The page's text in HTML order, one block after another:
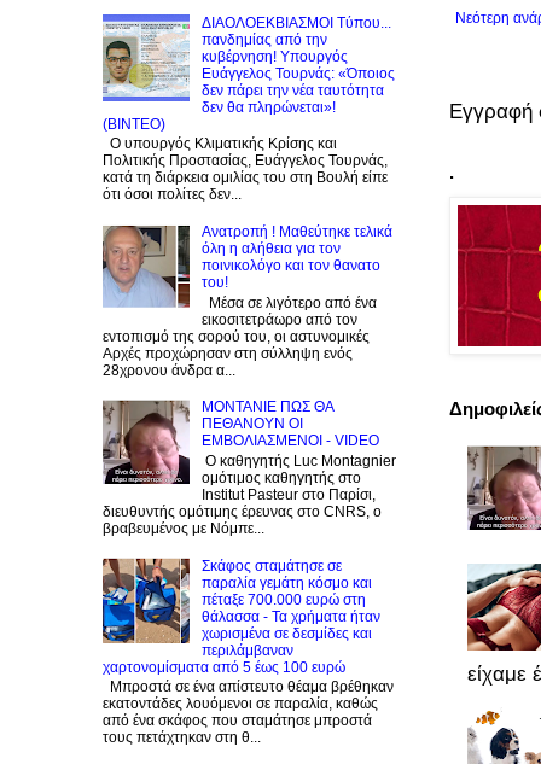
Νεότερη
.
είχαμε
ΔΙΑΟΛΟΕΚΒΙΑΣΜΟΙ Tύπου...
πανδημίας από την
κυβέρνηση! Υπουργός
Ευάγγελος Τουρνάς: «Όποιος
δεν πάρει την νέα ταυτότητα
δεν θα πληρώνεται»!
(BINTEO)
Ο υπουργός Κλιματικής Κρίσης και
Πολιτικής Προστασίας, Ευάγγελος Τουρνάς,
κατά τη διάρκεια ομιλίας του στη Βουλή είπε
ότι όσοι πολίτες δεν...
Ανατροπή ! Mαθεύτηκε τελικά
όλη η αλήθεια για τον
ποινικολόγο και τον θανατο
του!
Μέσα σε λιγότερο από ένα
εικοσιτετράωρο από τον
εντοπισμό της σορού του, οι αστυνομικές
Αρχές προχώρησαν στη σύλληψη ενός
28χρονου άνδρα α...
ΜΟΝΤΑΝΙΕ ΠΩΣ ΘΑ
ΠΕΘΑΝΟΥΝ ΟΙ
ΕΜΒΟΛΙΑΣΜΕΝΟΙ - VIDEO
Ο καθηγητής Luc Montagnier
ομότιμος καθηγητής στο
Institut Pasteur στο Παρίσι,
διευθυντής ομότιμης έρευνας στο CNRS, o
βραβευμένος με Νόμπε...
Σκάφος σταμάτησε σε
παραλία γεμάτη κόσμο και
πέταξε 700.000 ευρώ στη
θάλασσα - Τα χρήματα ήταν
χωρισμένα σε δεσμίδες και
περιλάμβαναν
χαρτονομίσματα από 5 έως 100 ευρώ
Μπροστά σε ένα απίστευτο θέαμα βρέθηκαν
εκατοντάδες λουόμενοι σε παραλία, καθώς
από ένα σκάφος που σταμάτησε μπροστά
τους πετάχτηκαν στη θ...